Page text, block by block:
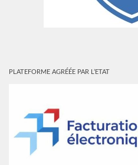
PLATEFORME AGRÉÉE PAR L’ETAT